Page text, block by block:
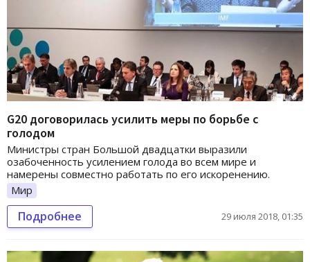
G20 договорилась усилить меры по борьбе с
голодом
Министры стран Большой двадцатки выразили
озабоченность усилением голода во всем мире и
намерены совместно работать по его искоренению.
Мир
Подробнее 29 июля 2018, 01:35